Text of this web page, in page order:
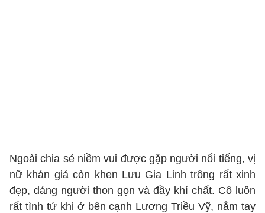
Ngoài chia sẻ niềm vui được gặp người nổi tiếng, vị
nữ khán giả còn khen Lưu Gia Linh trông rất xinh
đẹp, dáng người thon gọn và đầy khí chất. Cô luôn
rất tình tứ khi ở bên cạnh Lương Triều Vỹ, nắm tay